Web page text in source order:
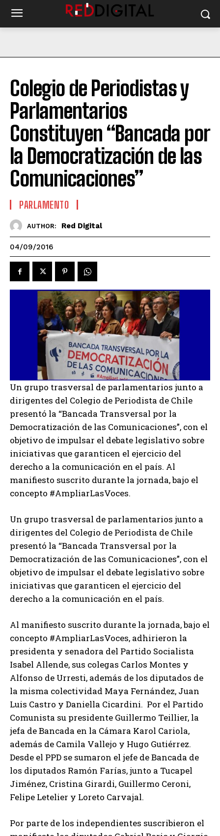
Colegio de Periodistas y
Parlamentarios
Constituyen “Bancada por
la Democratización de las
Comunicaciones”
PARLAMENTO
AUTHOR: Red Digital
04/09/2016
Un grupo trasversal de parlamentarios junto a
dirigentes del Colegio de Periodista de Chile
presentó la “Bancada Transversal por la
Democratización de las Comunicaciones”, con el
objetivo de impulsar el debate legislativo sobre
iniciativas que garanticen el ejercicio del
derecho a la comunicación en el país. Al
manifiesto suscrito durante la jornada, bajo el
concepto #AmpliarLasVoces.
Un grupo trasversal de parlamentarios junto a
dirigentes del Colegio de Periodista de Chile
presentó la “Bancada Transversal por la
Democratización de las Comunicaciones”, con el
objetivo de impulsar el debate legislativo sobre
iniciativas que garanticen el ejercicio del
derecho a la comunicación en el país.
Al manifiesto suscrito durante la jornada, bajo el
concepto #AmpliarLasVoces, adhirieron la
presidenta y senadora del Partido Socialista
Isabel Allende, sus colegas Carlos Montes y
Alfonso de Urresti, además de los diputados de
la misma colectividad Maya Fernández, Juan
Luis Castro y Daniella Cicardini. Por el Partido
Comunista su presidente Guillermo Teillier, la
jefa de Bancada en la Cámara Karol Cariola,
además de Camila Vallejo y Hugo Gutiérrez.
Desde el PPD se sumaron el jefe de Bancada de
los diputados Ramón Farías, junto a Tucapel
Jiménez, Cristina Girardi, Guillermo Ceroni,
Felipe Letelier y Loreto Carvajal.
Por parte de los independientes suscribieron el